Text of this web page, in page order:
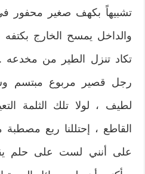
تشبيهاً بكهف صغير
والداخل يمسح الخارج بكتفه
تكاد تنزل الطير من
رجل قصير مربوع مبتسم
لطيف ، لولا تلك الثلمة
القاطع ، إحتللنا ربع
على أنني لست على حلم